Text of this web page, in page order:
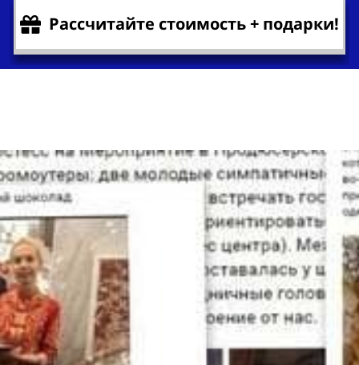
Рассчитайте стоимость + подарки!